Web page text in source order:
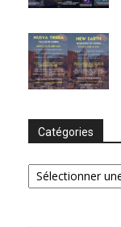
Catégories
Catégories